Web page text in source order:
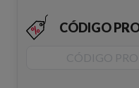
CÓDIGO